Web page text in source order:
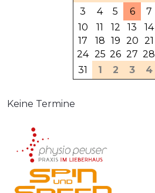
3
4 5 6 7
10
11 12 13 14
17
18 19 20 21
24 25 26 27 28
31
1 2 3 4
Keine Termine